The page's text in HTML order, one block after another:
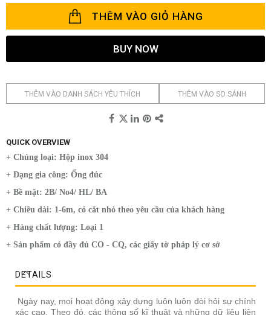
THÊM VÀO GIỎ HÀNG
BUY NOW
THÊM VÀO DANH SÁCH YÊU THÍCH THÊM VÀO SO SÁNH
QUICK OVERVIEW
+ Chủng loại: Hộp inox 304
+ Dạng gia công: Ống đúc
+ Bề mặt: 2B/ No4/ HL/ BA
+ Chiều dài: 1-6m, có cắt nhỏ theo yêu cầu của khách hàng
+ Hàng chất lượng: Loại 1
+ Sản phẩm có đầy đủ CO - CQ, các giấy tờ pháp lý cơ sở
DETAILS
Ngày nay, mọi hoạt động xây dựng luôn luôn đòi hỏi sự chính
xác cao. Theo đó, các thông số kĩ thuật và những dữ liệu liên